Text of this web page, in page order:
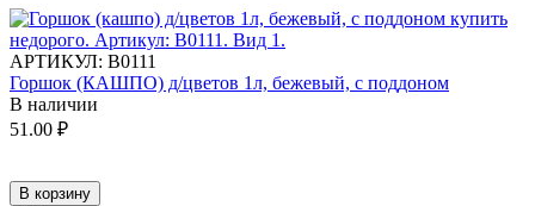
АРТИКУЛ: В0111
Горшок (КАШПО) д/цветов 1л, бежевый, с поддоном
В наличии
51.00 ₽
В корзину